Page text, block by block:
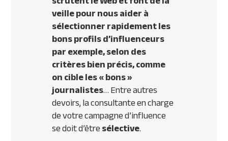
veille pour nous aider à
sélectionner rapidement les
bons profils d’influenceurs
par exemple, selon des
critères bien précis, comme
on cible les « bons »
journalistes… Entre autres
devoirs, la consultante en charge
de votre campagne d’influence
se doit d’êtresélective.